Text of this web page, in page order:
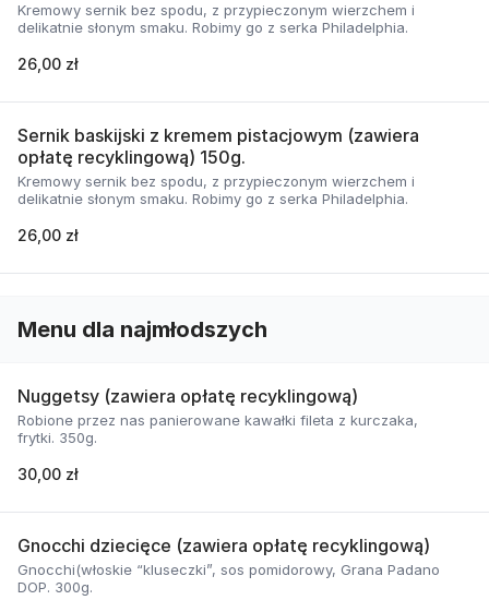
Kremowy sernik bez spodu, z przypieczonym wierzchem i
delikatnie słonym smaku. Robimy go z serka Philadelphia.
26,00 zł
Sernik baskijski z kremem pistacjowym (zawiera
opłatę recyklingową) 150g.
Kremowy sernik bez spodu, z przypieczonym wierzchem i
delikatnie słonym smaku. Robimy go z serka Philadelphia.
26,00 zł
Menu dla najmłodszych
Nuggetsy (zawiera opłatę recyklingową)
Robione przez nas panierowane kawałki fileta z kurczaka,
frytki. 350g.
30,00 zł
Gnocchi dziecięce (zawiera opłatę recyklingową)
Gnocchi(włoskie “kluseczki”, sos pomidorowy, Grana Padano
DOP. 300g.